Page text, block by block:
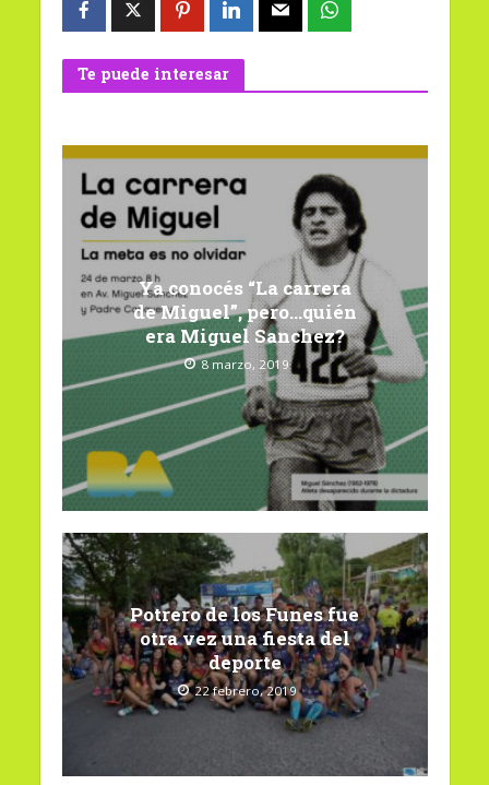
Te puede interesar
Ya conocés “La carrera
de Miguel”, pero…quién
era Miguel Sanchez?
8 marzo, 2019
Potrero de los Funes fue
otra vez una fiesta del
deporte
22 febrero, 2019